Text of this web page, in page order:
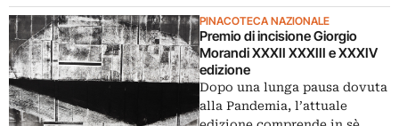
PINACOTECA NAZIONALE
Premio di incisione Giorgio
Morandi XXXII XXXIII e XXXIV
edizione
Dopo una lunga pausa dovuta
alla Pandemia, l’attuale